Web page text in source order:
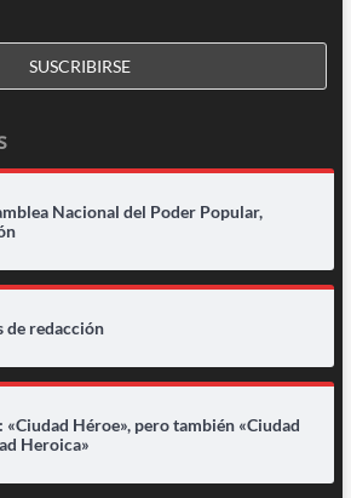
Nacional del Poder Popular,
de redacción
«Ciudad Héroe», pero también «Ciudad
Heroica»